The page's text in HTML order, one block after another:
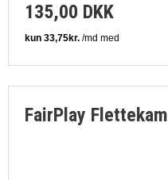
135,00 DKK
FairPlay Flettekam